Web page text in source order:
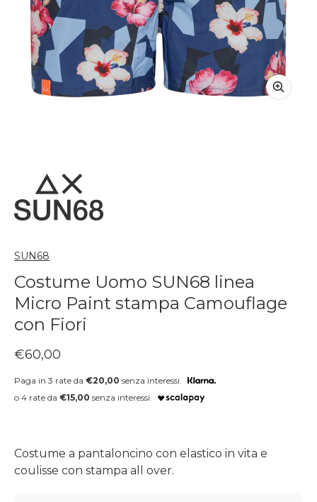
SUN68
Costume Uomo SUN68 linea
Micro Paint stampa Camouflage
con Fiori
Prezzo regolare
€60,00
Paga in 3 rate da €20,00 senza interessi.
o 4 rate da €15,00 senza interessi.
Costume a pantaloncino con elastico in vita e
coulisse con stampa all over.